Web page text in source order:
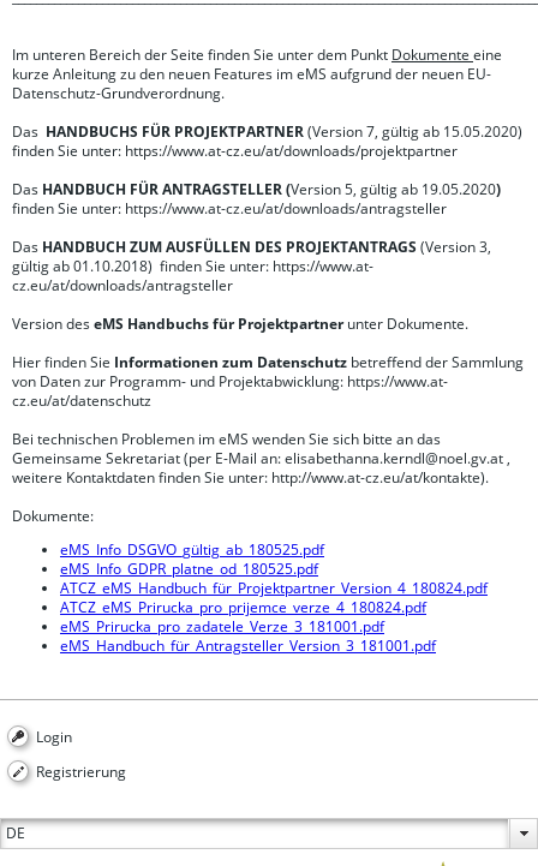
Im unteren Bereich der Seite finden Sie unter dem Punkt Dokumente eine
kurze Anleitung zu den neuen Features im eMS aufgrund der neuen EU-
Datenschutz-Grundverordnung.
Das HANDBUCHS FÜR PROJEKTPARTNER(Version 7, gültig ab 15.05.2020)
finden Sie unter: https://www.at-cz.eu/at/downloads/projektpartner
Das HANDBUCH FÜR ANTRAGSTELLER (Version 5, gültig ab 19.05.2020)
finden Sie unter: https://www.at-cz.eu/at/downloads/antragsteller
Das HANDBUCH ZUM AUSFÜLLEN DES PROJEKTANTRAGS (Version 3,
gültig ab 01.10.2018) finden Sie unter: https://www.at-
cz.eu/at/downloads/antragsteller
Version deseMS Handbuchs für Projektpartnerunter Dokumente.
Hier finden Sie Informationen zum Datenschutz betreffend der Sammlung
von Daten zur Programm- und Projektabwicklung: https://www.at-
cz.eu/at/datenschutz
Bei technischen Problemen im eMS wenden Sie sich bitte an das
Gemeinsame Sekretariat (per E-Mail an: elisabethanna.kerndl@noel.gv.at ,
weitere Kontaktdaten finden Sie unter: http://www.at-cz.eu/at/kontakte).
Dokumente:
eMS_Info_DSGVO_gültig_ab_180525.pdf
eMS_Info_GDPR_platne_od_180525.pdf
ATCZ_eMS_Handbuch_für_Projektpartner_Version_4_180824.pdf
ATCZ_eMS_Prirucka_pro_prijemce_verze_4_180824.pdf
eMS_Prirucka_pro_zadatele_Verze_3_181001.pdf
eMS_Handbuch_für_Antragsteller_Version_3_181001.pdf
Login
Registrierung
DE